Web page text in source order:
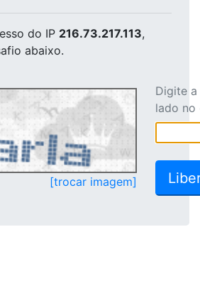
do IP 216.73.217.113,
abaixo.
[trocar imagem]
Digite
lado no